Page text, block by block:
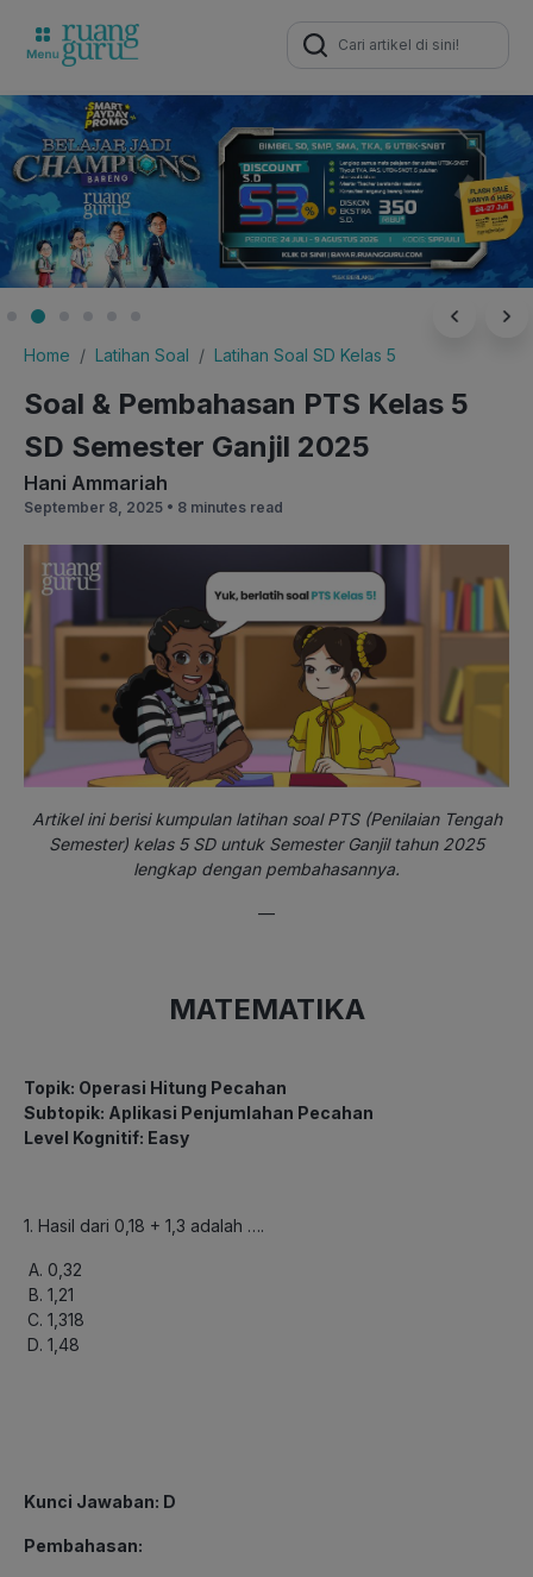
Search
for:
Home Latihan Soal Latihan Soal SD Kelas 5
Soal & Pembahasan PTS Kelas 5
SD Semester Ganjil 2025
Hani Ammariah
September 8, 2025 • 8 minutes read
Artikel ini berisi kumpulan latihan soal PTS (Penilaian Tengah
Semester) kelas 5 SD untuk Semester Ganjil tahun 2025
lengkap dengan pembahasannya.
—
MATEMATIKA
Topik: Operasi Hitung Pecahan
Subtopik: Aplikasi Penjumlahan Pecahan
Level Kognitif: Easy
1. Hasil dari 0,18 + 1,3 adalah ….
0,32
1,21
1,318
1,48
Kunci Jawaban: D
Pembahasan: